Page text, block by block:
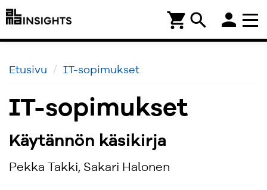
search
shopping_cart person
Etusivu IT-sopimukset
IT-sopimukset
Käytännön käsikirja
Pekka Takki, Sakari Halonen